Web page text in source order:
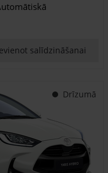
salīdzināšanai
Drīzumā